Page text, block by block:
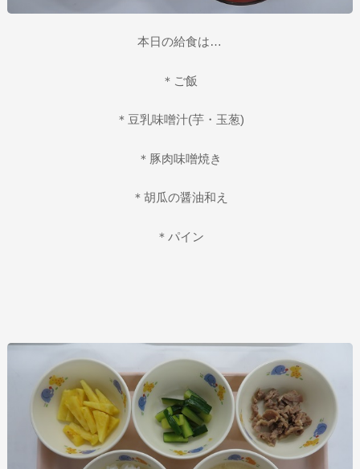
本日の給食は…
＊ご飯
＊豆乳味噌汁(芋・玉葱)
＊豚肉味噌焼き
＊胡瓜の醤油和え
＊パイン